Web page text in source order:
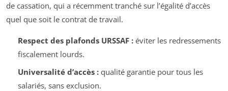
de cassation, qui a récemment tranché sur l’égalité d’accès
quel que soit le contrat de travail.
Respect des plafonds URSSAF :éviter les redressements
fiscalement lourds.
Universalité d’accès :qualité garantie pour tous les
salariés, sans exclusion.